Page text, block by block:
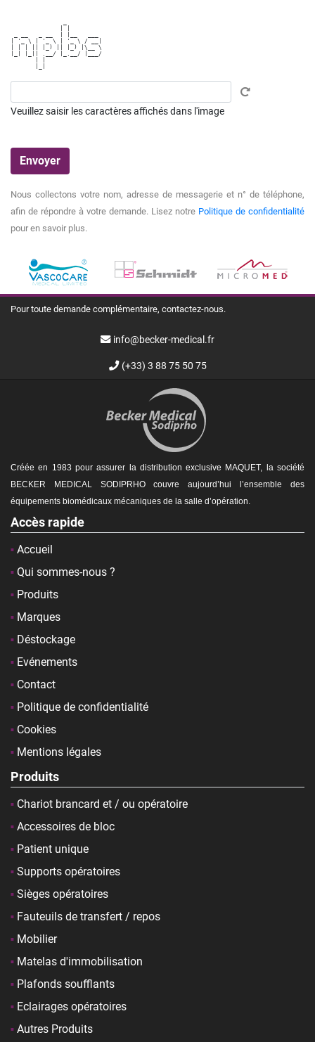
| '_ \ | '_ \ | '_ \ / __|
| | | || |_) || |_) |\__ \
|_| |_|| .__/ |_.__/ |___/
Veuillez saisir les caractères affichés dans l'image
Nous collectons votre nom, adresse de messagerie et n° de téléphone,
afin de répondre à votre demande. Lisez notre Politique de confidentialité
pour en savoir plus.
Pour toute demande complémentaire, contactez-nous.
info@becker-medical.fr
(+33) 3 88 75 50 75
Créée en 1983 pour assurer la distribution exclusive MAQUET, la société
BECKER MEDICAL SODIPRHO couvre aujourd’hui l’ensemble des
équipements biomédicaux mécaniques de la salle d’opération.
Accès rapide
Accueil
Qui sommes-nous ?
Produits
Marques
Déstockage
Evénements
Contact
Politique de confidentialité
Cookies
Mentions légales
Produits
Chariot brancard et / ou opératoire
Accessoires de bloc
Patient unique
Supports opératoires
Sièges opératoires
Fauteuils de transfert / repos
Mobilier
Matelas d'immobilisation
Plafonds soufflants
Eclairages opératoires
Autres Produits